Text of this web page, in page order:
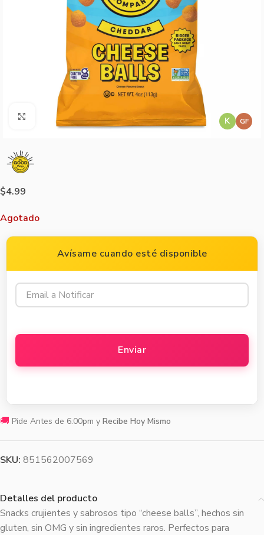
K GF
Agrandar imagen
$4.99
Agotado
Avísame cuando esté disponible
🚚 Pide Antes de 6:00pm y Recibe Hoy Mismo
SKU: 851562007569
Detalles del producto
Snacks crujientes y sabrosos tipo “cheese balls”, hechos sin
gluten, sin OMG y sin ingredientes raros. Perfectos para